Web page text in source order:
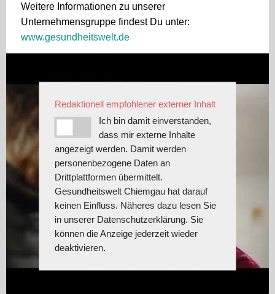
Weitere Informationen zu unserer
Unternehmensgruppe findest Du unter:
www.gesundheitswelt.de
Redaktionell empfohlener externer Inhalt
Ich bin damit einverstanden,
dass mir externe Inhalte
angezeigt werden. Damit werden
personenbezogene Daten an
Drittplattformen übermittelt.
Gesundheitswelt Chiemgau hat darauf
keinen Einfluss. Näheres dazu lesen Sie
in unserer Datenschutzerklärung. Sie
können die Anzeige jederzeit wieder
deaktivieren.